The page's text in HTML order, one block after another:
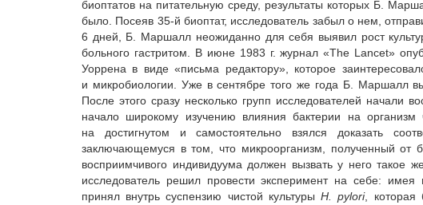
биоптатов на питательную среду, результаты которых Б.
было. Посеяв 35-й биоптат, исследователь забыл о нем,
6 дней, Б. Маршалл неожиданно для себя выявил рост
больного гастритом. В июне 1983 г. журнал «The Lancet»
Уоррена в виде «письма редактору», которое
и микробиологии. Уже в сентябре того же года Б. Маршалл
После этого сразу несколько групп исследователей начали
начало широкому изучению влияния бактерии на
на достигнутом и самостоятельно взялся доказать
заключающемуся в том, что микроорганизм, полученный от
восприимчивого индивидуума должен вызвать у него такое
исследователь решил провести эксперимент на себе: имея
принял внутрь суспензию чистой культурыH. рylori, которая